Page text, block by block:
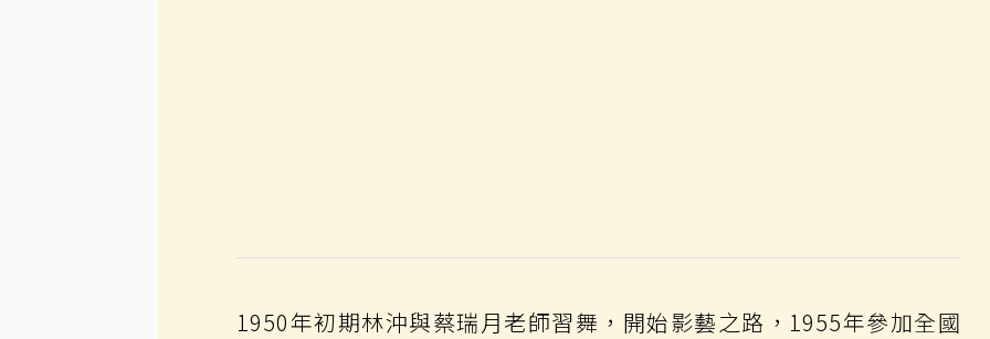
1950年初期林沖與蔡瑞月老師習舞，開始影藝之路，1955年參加全國